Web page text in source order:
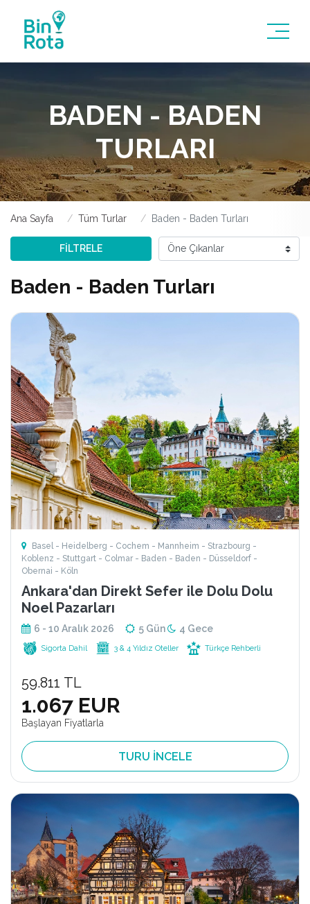
BADEN - BADEN
TURLARI
Ana Sayfa Tüm Turlar Baden - Baden Turları
FİLTRELE
Baden - Baden Turları
Basel - Heidelberg - Cochem - Mannheim - Strazbourg -
Koblenz - Stuttgart - Colmar - Baden - Baden - Düsseldorf -
Obernai - Köln
Ankara'dan Direkt Sefer ile Dolu Dolu
Noel Pazarları
6 - 10 Aralık 2026 5 Gün 4 Gece
Sigorta Dahil 3 & 4 Yıldız Oteller Türkçe Rehberli
59.811 TL
1.067 EUR
Başlayan Fiyatlarla
TURU İNCELE